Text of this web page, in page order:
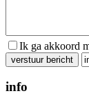
Ik ga akkoord
Gelieve dit veld
info